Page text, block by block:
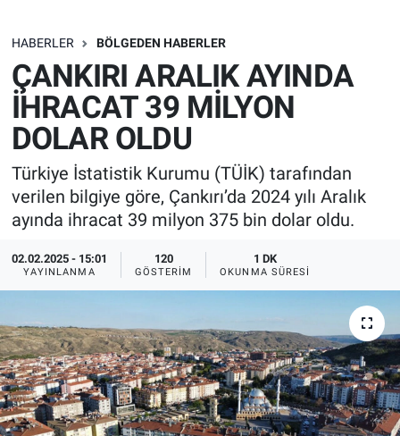
HABERLER BÖLGEDEN HABERLER
ÇANKIRI ARALIK AYINDA
İHRACAT 39 MİLYON
DOLAR OLDU
Türkiye İstatistik Kurumu (TÜİK) tarafından
verilen bilgiye göre, Çankırı’da 2024 yılı Aralık
ayında ihracat 39 milyon 375 bin dolar oldu.
02.02.2025 - 15:01
YAYINLANMA
120
GÖSTERIM
1 DK
OKUNMA SÜRESI